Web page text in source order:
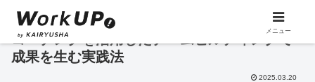
コーチングを活用したチームビルディングで
成果を生む実践法
2025.03.20
メニュー